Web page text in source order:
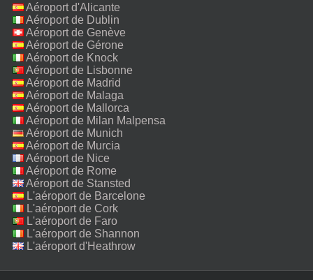
Aéroport d'Alicante
Aéroport de Dublin
Aéroport de Genève
Aéroport de Gérone
Aéroport de Knock
Aéroport de Lisbonne
Aéroport de Madrid
Aéroport de Malaga
Aéroport de Mallorca
Aéroport de Milan Malpensa
Aéroport de Munich
Aéroport de Murcia
Aéroport de Nice
Aéroport de Rome
Fiumicino
Aéroport de Stansted
L'aéroport de Barcelone
L'aéroport de Cork
L'aéroport de Faro
L'aéroport de Shannon
L'aéroport d'Heathrow